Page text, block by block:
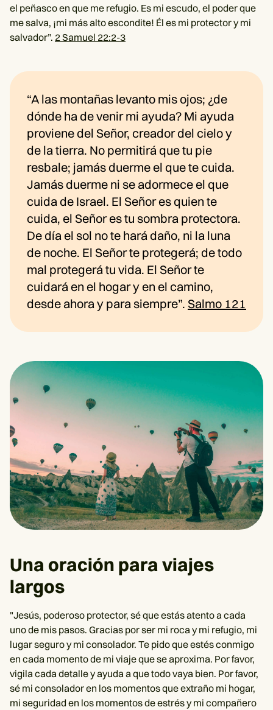
el peñasco en que me refugio. Es mi escudo, el poder que
me salva, ¡mi más alto escondite! Él es mi protector y mi
salvador”. 2 Samuel 22:2-3
“A las montañas levanto mis ojos; ¿de
dónde ha de venir mi ayuda? Mi ayuda
proviene del Señor, creador del cielo y
de la tierra. No permitirá que tu pie
resbale; jamás duerme el que te cuida.
Jamás duerme ni se adormece el que
cuida de Israel. El Señor es quien te
cuida, el Señor es tu sombra protectora.
De día el sol no te hará daño, ni la luna
de noche. El Señor te protegerá; de todo
mal protegerá tu vida. El Señor te
cuidará en el hogar y en el camino,
desde ahora y para siempre”. Salmo 121
Una oración para viajes
largos
"Jesús, poderoso protector, sé que estás atento a cada
uno de mis pasos. Gracias por ser mi roca y mi refugio, mi
lugar seguro y mi consolador. Te pido que estés conmigo
en cada momento de mi viaje que se aproxima. Por favor,
vigila cada detalle y ayuda a que todo vaya bien. Por favor,
sé mi consolador en los momentos que extraño mi hogar,
mi seguridad en los momentos de estrés y mi compañero